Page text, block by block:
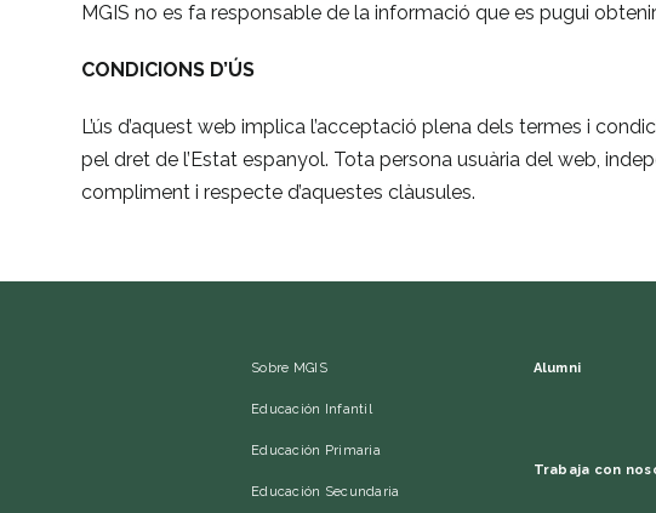
MGIS no es fa responsable de la informació que es pugui
CONDICIONS D’ÚS
L’ús d’aquest web implica l’acceptació plena dels termes i
pel dret de l’Estat espanyol. Tota persona usuària del web,
compliment i respecte d’aquestes clàusules.
Sobre MGIS
Educación Infantil
Educación Primaria
Educación Secundaria
Alumni
Trabaja con